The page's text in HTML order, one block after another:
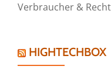
Verbraucher & Recht
HIGHTECHBOX